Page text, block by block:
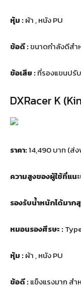
หุ้ม :ผ้า , หนัง PU
ข้อดี :ขนาดกำลังดีสำ
ข้อเสีย :ที่รองแขนปรั
DXRacer K
ราคา:14,490 บาท (ส่
ความสูงของผู้ใช้ที่แนะ
รองรับน้ำหนักได้มาก
หมอนรองศีรษะ :
หุ้ม :ผ้า , หนัง PU
ข้อดี :แข็งแรงมาก ส